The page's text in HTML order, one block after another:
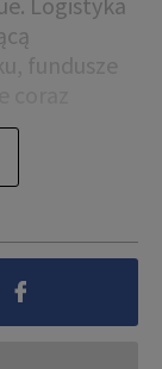
fundusze
lat
27